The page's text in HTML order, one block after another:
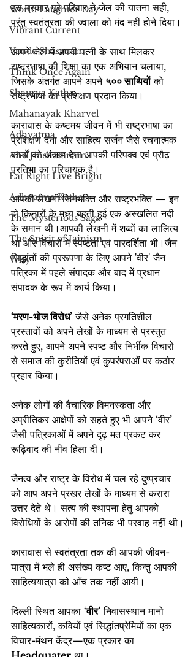
World Laughter Day
Vibrant Current
Vande Shasanam
Think Once Again
Shaurya Katha
Mahanayak Kharvel
Adhyatma
Aho Jinshasanam
Eat Right Live Bright
Adhyatma Katha
The Mysterious Saga
The Spirit of Jainism
Why
इस प्रकार पूरे परिवार ने जेल की यातना सही,
परंतु स्वतंत्रता की ज्वाला को मंद नहीं होने दिया।
आपने जेल में अपनी पत्नी के साथ मिलकर
राष्ट्रभाषा की शिक्षा का एक अभियान चलाया,
जिसके अंतर्गत आपने अपने ५०० साथियों को
राष्ट्रभाषा का प्रशिक्षण प्रदान किया।
कारावास के कष्टमय जीवन में भी राष्ट्रभाषा का
प्रशिक्षण देना और साहित्य सर्जन जैसे रचनात्मक
कार्यों को अंजाम देना आपकी परिपक्व एवं प्रौढ़
प्रतिभा का परिचायक है।
आपकी लेखनी जिनभक्ति और राष्ट्रभक्ति — इन
दो किनारों के मध्य बहती हुई एक अस्खलित नदी
के समान थी।आपकी लेखनी में शब्दों का लालित्य
था और विचारों में स्पष्टता एवं पारदर्शिता भी।जैन
सिद्धांतों की प्ररूपणा के लिए आपने 'वीर' जैन
पत्रिका में पहले संपादक और बाद में प्रधान
संपादक के रूप में कार्य किया।
‘मरण-भोज विरोध’ जैसे अनेक प्रगतिशील
प्रस्तावों को अपने लेखों के माध्यम से प्रस्तुत
करते हुए, आपने अपने स्पष्ट और निर्भीक विचारों
से समाज की कुरीतियों एवं कुपरंपराओं पर कठोर
प्रहार किया।
अनेक लोगों की वैचारिक विमनस्कता और
अप्रीतिकर आक्षेपों को सहते हुए भी आपने ‘वीर’
जैसी पत्रिकाओं में अपने दृढ़ मत प्रकट कर
रूढ़िवाद की नींव हिला दी।
जैनत्व और राष्ट्र के विरोध में चल रहे दुष्प्रचार
को आप अपने प्रखर लेखों के माध्यम से करारा
उत्तर देते थे। सत्य की स्थापना हेतु आपको
विरोधियों के आरोपों की तनिक भी परवाह नहीं थी।
कारावास से स्वतंत्रता तक की आपकी जीवन-
यात्रा में भले ही असंख्य कष्ट आए, किन्तु आपकी
साहित्ययात्रा को आँच तक नहीं आयी।
दिल्ली स्थित आपका ‘वीर’ निवासस्थान मानो
साहित्यकारों, कवियों एवं सिद्धांतप्रेमियों का एक
विचार-मंथन केंद्र—एक प्रकार का